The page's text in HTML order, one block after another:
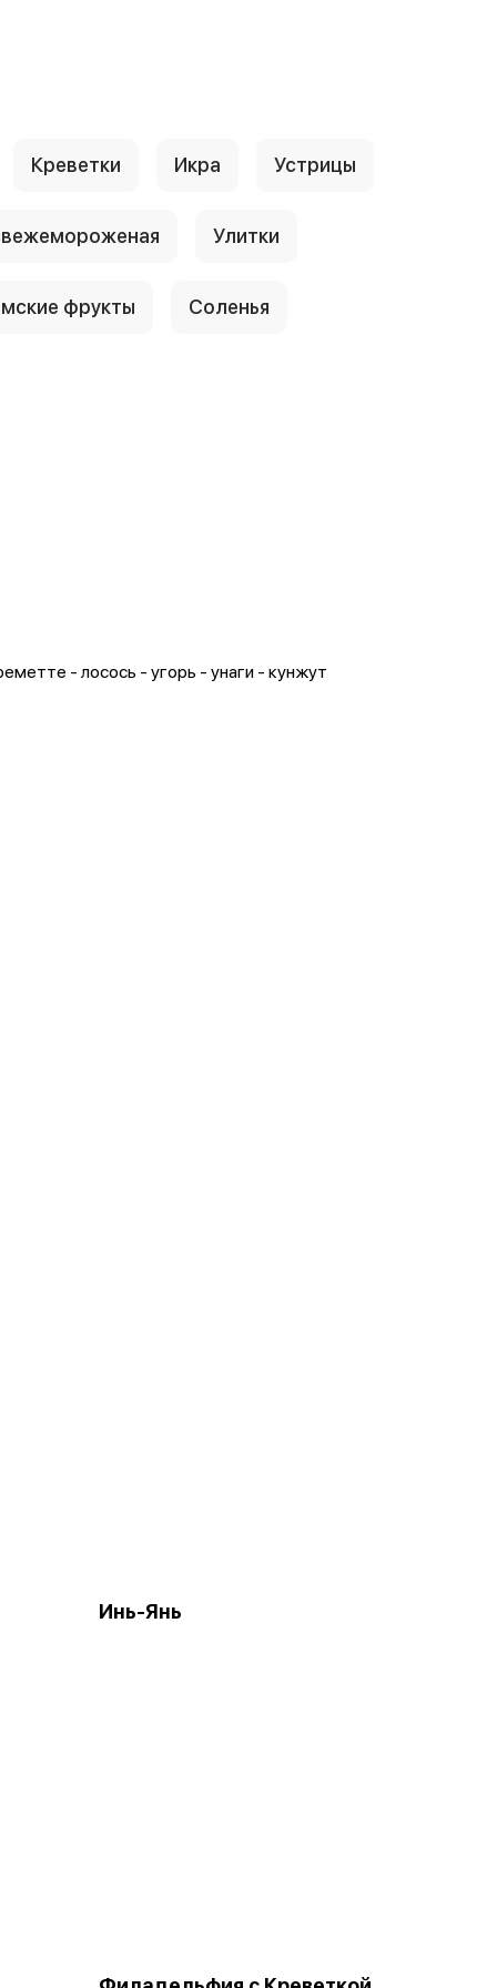
Креветки Икра Устрицы
Улитки
фрукты Соленья
- лосось - угорь - унаги - кунжут
Инь-Янь